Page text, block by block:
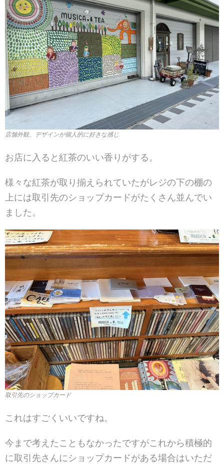
店舗外観、デザインが個人的に好きな感じ
お店に入ると紅茶のいい香りがする。
様々な紅茶が取り揃えられていたがレジの下の棚の
上には取引先のショップカードがたくさん並んでい
ました。
取引先のショップカード
これはすごくいいですね。
今まで考えたこともなかったですがこれから積極的
に取引先さんにショップカードがある場合はいただ